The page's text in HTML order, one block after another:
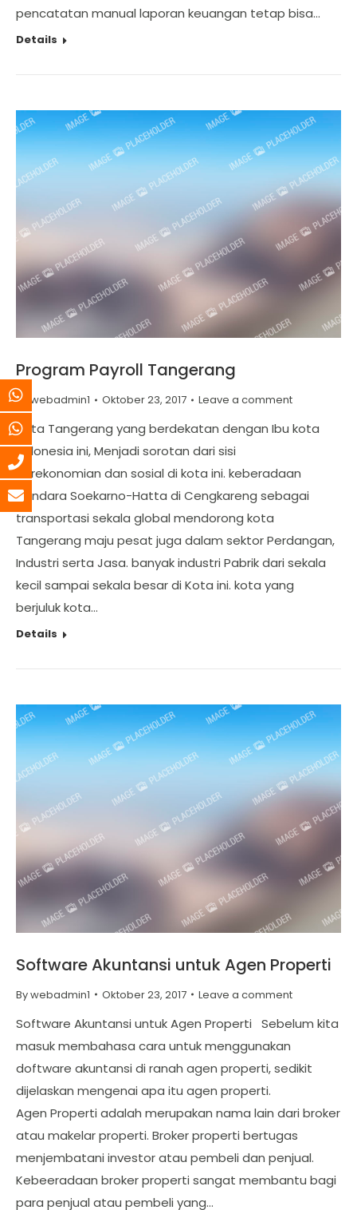
pencatatan manual laporan keuangan tetap bisa…
Details
Program Payroll Tangerang
By webadmin1 Oktober 23, 2017 Leave a comment
Kota Tangerang yang berdekatan dengan Ibu kota
Indonesia ini, Menjadi sorotan dari sisi
Perekonomian dan sosial di kota ini. keberadaan
bandara Soekarno-Hatta di Cengkareng sebagai
transportasi sekala global mendorong kota
Tangerang maju pesat juga dalam sektor Perdangan,
Industri serta Jasa. banyak industri Pabrik dari sekala
kecil sampai sekala besar di Kota ini. kota yang
berjuluk kota…
Details
Software Akuntansi untuk Agen Properti
Bywebadmin1 Oktober 23, 2017 Leave a comment
Software Akuntansi untuk Agen Properti Sebelum kita
masuk membahasa cara untuk menggunakan
doftware akuntansi di ranah agen properti, sedikit
dijelaskan mengenai apa itu agen properti.
Agen Properti adalah merupakan nama lain dari broker
atau makelar properti. Broker properti bertugas
menjembatani investor atau pembeli dan penjual.
Kebeeradaan broker properti sangat membantu bagi
para penjual atau pembeli yang…